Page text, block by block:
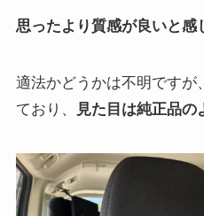
思ったより質感が良いと感
適法かどうかは不明ですが
ており、
見た目は純正品の